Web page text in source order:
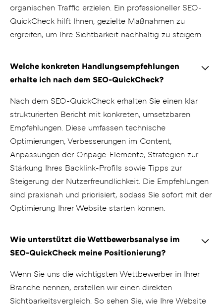
organischen Traffic erzielen. Ein professioneller SEO-
QuickCheck hilft Ihnen, gezielte Maßnahmen zu
ergreifen, um Ihre Sichtbarkeit nachhaltig zu steigern.
Welche konkreten Handlungsempfehlungen
erhalte ich nach dem SEO-QuickCheck?
Nach dem SEO-QuickCheck erhalten Sie einen klar
strukturierten Bericht mit konkreten, umsetzbaren
Empfehlungen. Diese umfassen technische
Optimierungen, Verbesserungen im Content,
Anpassungen der Onpage-Elemente, Strategien zur
Stärkung Ihres Backlink-Profils sowie Tipps zur
Steigerung der Nutzerfreundlichkeit. Die Empfehlungen
sind praxisnah und priorisiert, sodass Sie sofort mit der
Optimierung Ihrer Website starten können.
Wie unterstützt die Wettbewerbsanalyse im
SEO-QuickCheck meine Positionierung?
Wenn Sie uns die wichtigsten Wettbewerber in Ihrer
Branche nennen, erstellen wir einen direkten
Sichtbarkeitsvergleich. So sehen Sie, wie Ihre Website